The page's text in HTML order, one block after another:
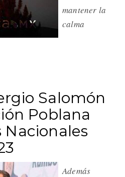
mantener la
calma
Salomón
Poblana
Nacionales
Además